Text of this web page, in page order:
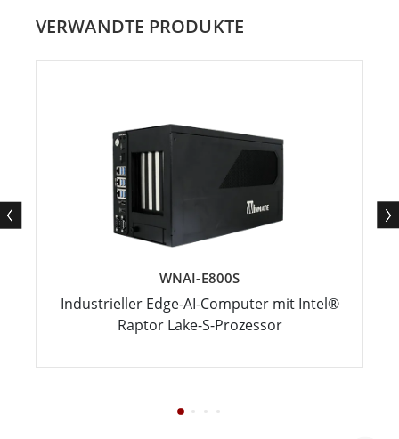
VERWANDTE PRODUKTE
WNAI-E800S
Industrieller Edge-AI-Computer mit Intel®
Raptor Lake-S-Prozessor